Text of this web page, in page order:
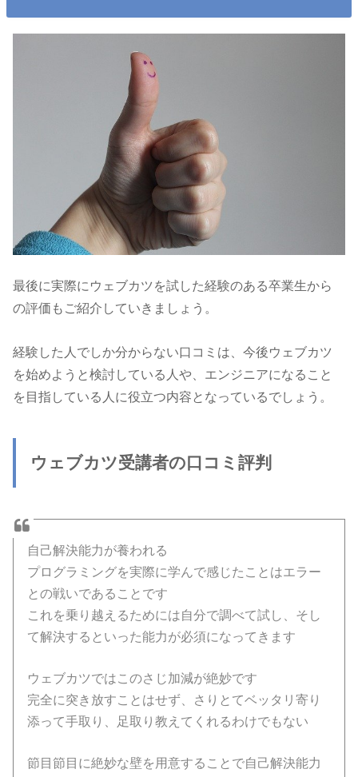
最後に実際にウェブカツを試した経験のある卒業生から
の評価もご紹介していきましょう。
経験した人でしか分からない口コミは、今後ウェブカツ
を始めようと検討している人や、エンジニアになること
を目指している人に役立つ内容となっているでしょう。
ウェブカツ受講者の口コミ評判
自己解決能力が養われる
プログラミングを実際に学んで感じたことはエラー
との戦いであることです
これを乗り越えるためには自分で調べて試し、そし
て解決するといった能力が必須になってきます
ウェブカツではこのさじ加減が絶妙です
完全に突き放すことはせず、さりとてベッタリ寄り
添って手取り、足取り教えてくれるわけでもない
節目節目に絶妙な壁を用意することで自己解決能力